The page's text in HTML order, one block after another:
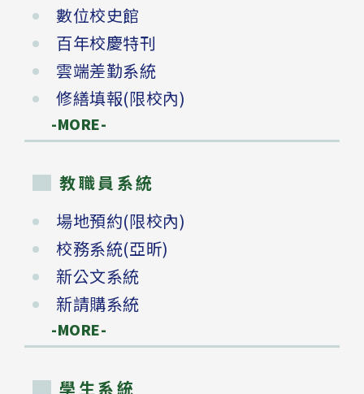
數位校史館
百年校慶特刊
雲端差勤系統
修繕填報(限校內)
-MORE-
教職員系統
場地預約(限校內)
校務系統(亞昕)
新公文系統
新請購系統
-MORE-
學生系統